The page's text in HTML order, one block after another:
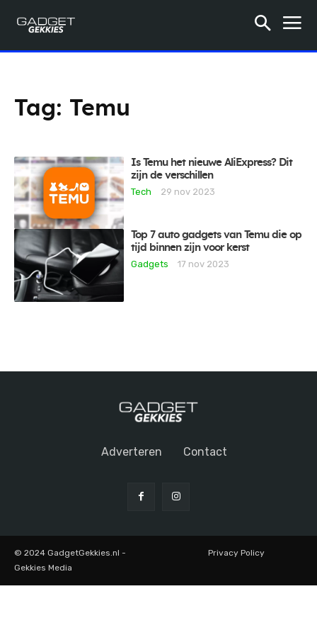
Tag: Temu
Is Temu het nieuwe AliExpress? Dit
zijn de verschillen
Tech
29 nov 2023
Top 7 auto gadgets van Temu die op
tijd binnen zijn voor kerst
Gadgets
17 nov 2023
Adverteren Contact
© 2024 GadgetGekkies.nl -
Gekkies Media
Privacy Policy